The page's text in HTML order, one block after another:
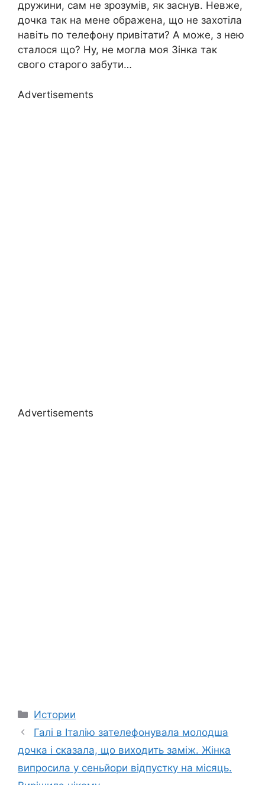
дружини, сам не зрозумів, як заснув. Невже,
дочка так на мене ображена, що не захотіла
навіть по телефону привітати? А може, з нею
сталося що? Ну, не могла моя Зінка так
свого старого забути…
Advertisements
Advertisements
Categories
Истории
Галі в Італію зателефонувала молодша
дочка і сказала, що виходить заміж. Жінка
випросила у сеньйори відпустку на місяць.